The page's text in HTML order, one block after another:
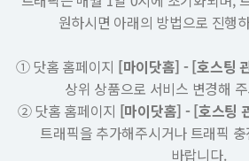
원하시면 아래의 방법으로 진행
① 닷홈 홈페이지 [마이닷홈] - [호스팅
상위 상품으로 서비스 변경해
② 닷홈 홈페이지 [마이닷홈] - [호스팅
트래픽을 추가해주시거나 트래픽
바랍니다.